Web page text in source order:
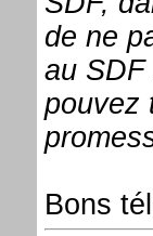
de ne
au
pouvez
Bons